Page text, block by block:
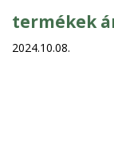
termékek
2024.10.08.